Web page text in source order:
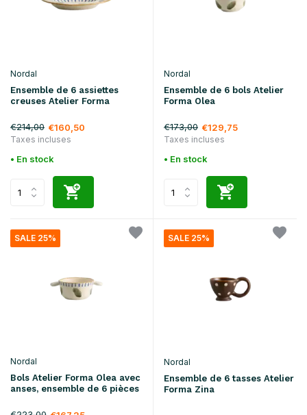
Nordal
Ensemble de 6 assiettes
creuses Atelier Forma
€214,00 €160,50
Taxes incluses
• En stock
Nordal
Ensemble de 6 bols Atelier
Forma Olea
€173,00 €129,75
Taxes incluses
• En stock
SALE 25%
Nordal
Bols Atelier Forma Olea avec
anses, ensemble de 6 pièces
SALE 25%
Nordal
Ensemble de 6 tasses Atelier
Forma Zina